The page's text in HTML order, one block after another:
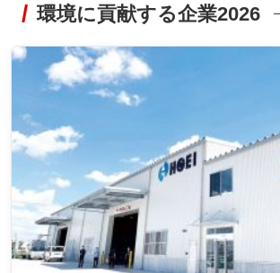
環境に貢献する企業2026